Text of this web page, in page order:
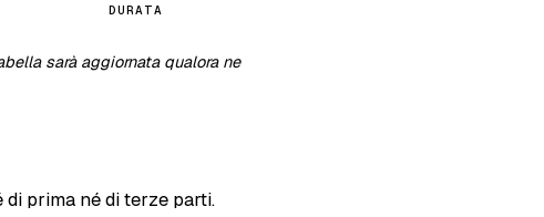
DURATA
sarà aggiornata qualora ne
prima né di terze parti.